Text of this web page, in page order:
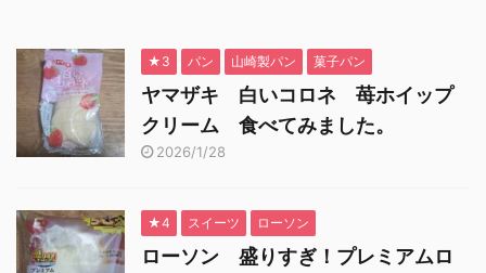
★3 パン 山崎製パン 菓子パン
ヤマザキ 白いコロネ 苺ホイップ
クリーム 食べてみました。
2026/1/28
★4 スイーツ ローソン
ローソン 盛りすぎ！プレミアムロ